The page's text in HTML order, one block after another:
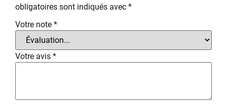
obligatoires sont indiqués avec *
Votre note *
Votre avis *